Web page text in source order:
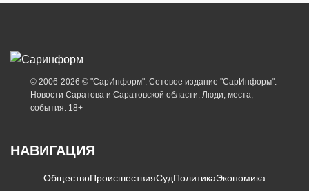
© 2006-2026 © "СарИнформ". Сетевое издание "СарИнформ".
Новости Саратова и Саратовской области. Люди, места,
события. 18+
НАВИГАЦИЯ
ОбществоПроисшествияСудПолитикаЭкономика